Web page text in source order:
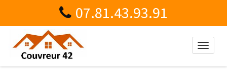
07.81.43.93.91
Toggle